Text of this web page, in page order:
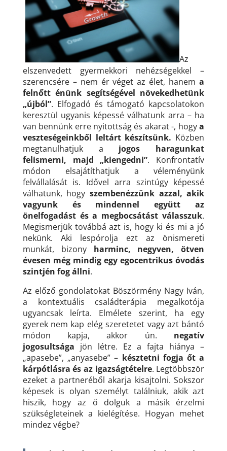
Az
elszenvedett gyermekkori nehézségekkel –
szerencsére – nem ér véget az élet, hanema
felnőtt énünk segítségével növekedhetünk
„újból”. Elfogadó és támogató kapcsolatokon
keresztül ugyanis képessé válhatunk arra – ha
van bennünk erre nyitottság és akarat -, hogya
veszteségeinkből leltárt készítsünk. Közben
megtanulhatjuk a jogos haragunkat
felismerni, majd „kiengedni”. Konfrontatív
módon elsajátíthatjuk a véleményünk
felvállalását is. Idővel arra szintúgy képessé
válhatunk, hogy szembenézzünk azzal, akik
vagyunk és mindennel együtt az
önelfogadást és a megbocsátást válasszuk.
Megismerjük továbbá azt is, hogy ki és mi a jó
nekünk. Aki lespórolja ezt az önismereti
munkát, bizony harminc, negyven, ötven
évesen még mindig egy egocentrikus óvodás
szintjén fog állni.
Az előző gondolatokat Böszörmény Nagy Iván,
a kontextuális családterápia megalkotója
ugyancsak leírta. Elmélete szerint, ha egy
gyerek nem kap elég szeretetet vagy azt bántó
módon kapja, akkor ún. negatív
jogosultsága jön létre. Ez a fajta hiánya –
„apasebe”, „anyasebe” – késztetni fogja őt a
kárpótlásra és az igazságtételre. Legtöbbször
ezeket a partneréből akarja kisajtolni. Sokszor
képesek is olyan személyt találniuk, akik azt
hiszik, hogy az ő dolguk a másik érzelmi
szükségleteinek a kielégítése. Hogyan mehet
mindez végbe?